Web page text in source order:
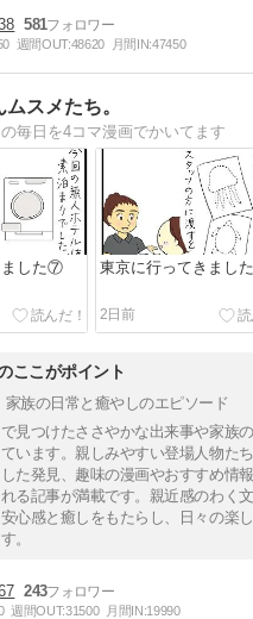
581
週間OUT:48620 月間IN:47450
スメたち。
毎日を4コマ漫画でかいてます
ました⑦ 東京に行ってきまし
2日前
ここがポイント
家族の日常と癒やしのエピソード
見つけたささやかな出来事や家族
います。親しみやすい登場人物た
た発見、趣味の漫画やおすすめ情
る記事が満載です。親近感のわく
心感と癒しをもたらし、日々の楽
。
243
週間OUT:31500 月間IN:19990